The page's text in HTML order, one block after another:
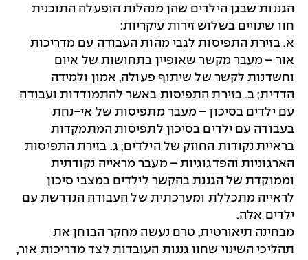
הגננות שבגן הילדים שהן מנהלות הופעלה התוכנית
חוו שינויים בשלוש זירות עיקריות:
א. בזירת התפיסות לגבי מהות העבודה עם מדריכות
אור – מעבר מקשר שאופיין בתחושות של איום
וחשדנות לקשר של שיתוף פעולה, אמון ולמידה
הדדית; ב. בזירת התפיסות באשר להתמודדות ועבודה
עם ילדים בסיכון – מעבר מתפיסות של אי-נחת
בעבודה עם ילדים בסיכון לתפיסות המתמקדות
בראיית נקודות החוזק של הילדים; ג. בזירת התפיסות
הארגוניות והפדגוגיות – מעבר מראייה נקודתית
וממוקדת של הגננת בהקשר לילדים במצבי סיכון
לראייה מתכללת ומערכתית של העבודה הנדרשת עם
ילדים אלה.
מבחינה תיאורטית, טרם נעשה מחקר הבוחן את
תהליכי השינוי שחוו גננות העובדות לצד מדריכות אור,